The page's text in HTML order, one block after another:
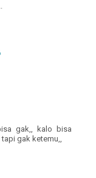
gak,, kalo bisa
gak ketemu,,